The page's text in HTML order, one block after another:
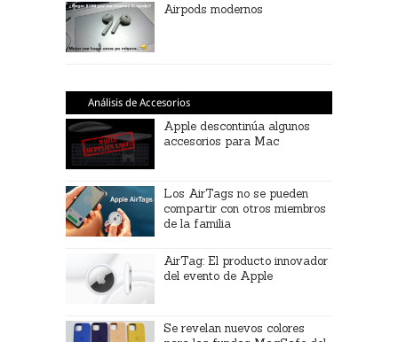
Airpods modernos
Análisis de Accesorios
Apple descontinúa algunos
accesorios para Mac
Los AirTags no se pueden
compartir con otros miembros
de la familia
AirTag: El producto innovador
del evento de Apple
Se revelan nuevos colores